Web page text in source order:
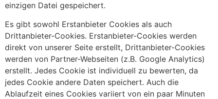
einzigen Datei gespeichert.
Es gibt sowohl Erstanbieter Cookies als auch
Drittanbieter-Cookies. Erstanbieter-Cookies werden
direkt von unserer Seite erstellt, Drittanbieter-Cookies
werden von Partner-Webseiten (z.B. Google Analytics)
erstellt. Jedes Cookie ist individuell zu bewerten, da
jedes Cookie andere Daten speichert. Auch die
Ablaufzeit eines Cookies variiert von ein paar Minuten